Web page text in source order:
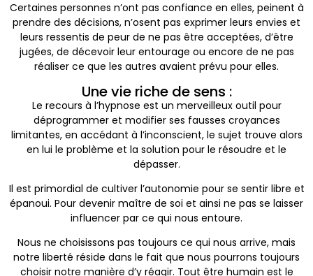
Certaines personnes n’ont pas confiance en elles, peinent à
prendre des décisions, n’osent pas exprimer leurs envies et
leurs ressentis de peur de ne pas être acceptées, d’être
jugées, de décevoir leur entourage ou encore de ne pas
réaliser ce que les autres avaient prévu pour elles.
Une vie riche de sens :
Le recours à l’hypnose est un merveilleux outil pour
déprogrammer et modifier ses fausses croyances
limitantes, en accédant à l’inconscient, le sujet trouve alors
en lui le problème et la solution pour le résoudre et le
dépasser.
Il est primordial de cultiver l’autonomie pour se sentir libre et
épanoui. Pour devenir maître de soi et ainsi ne pas se laisser
influencer par ce qui nous entoure.
Nous ne choisissons pas toujours ce qui nous arrive, mais
notre liberté réside dans le fait que nous pourrons toujours
choisir notre manière d’y réagir. Tout être humain est le